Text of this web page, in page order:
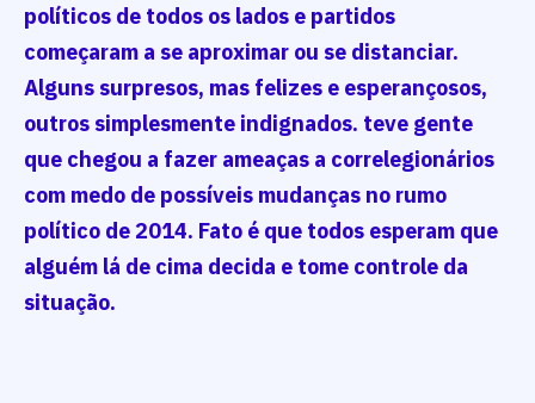
políticos de todos os lados e partidos
começaram a se aproximar ou se distanciar.
Alguns surpresos, mas felizes e esperançosos,
outros simplesmente indignados. teve gente
que chegou a fazer ameaças a correlegionários
com medo de possíveis mudanças no rumo
político de 2014. Fato é que todos esperam que
alguém lá de cima decida e tome controle da
situação.